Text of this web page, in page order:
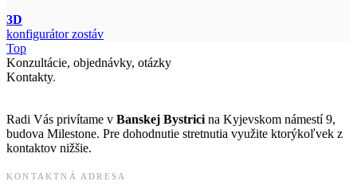
3D
konfigurátor zostáv
Top
Konzultácie, objednávky, otázky
Kontakty.
Radi Vás privítame v Banskej Bystricina Kyjevskom námestí 9,
budova Milestone. Pre dohodnutie stretnutia využite ktorýkoľvek z
kontaktov nižšie.
KONTAKTNÁ ADRESA